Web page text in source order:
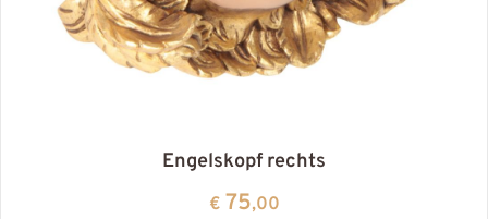
Engelskopf rechts
€75,00